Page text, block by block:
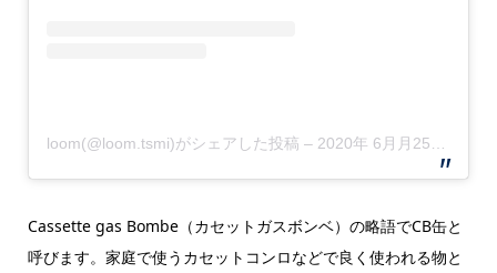
loom(@loom.tsmi)がシェアした投稿 – 2020年 6月月25日午前2時14分PDT
Cassette gas Bombe（カセットガスボンベ）の略語でCB缶と
呼びます。家庭で使うカセットコンロなどで良く使われる物と